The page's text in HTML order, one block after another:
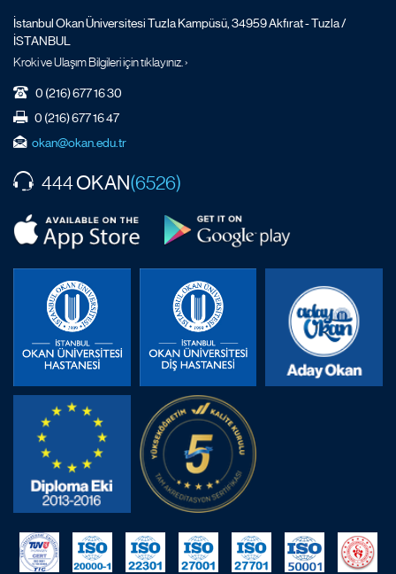
İstanbul Okan Üniversitesi Tuzla Kampüsü, 34959 Akfırat - Tuzla /
İSTANBUL
Kroki ve Ulaşım Bilgileri için tıklayınız. ›
0 (216) 677 16 30
0 (216) 677 16 47
okan@okan.edu.tr
444OKAN(6526)